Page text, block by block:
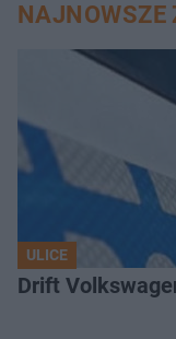
NAJNOWSZE
ULICE
Drift